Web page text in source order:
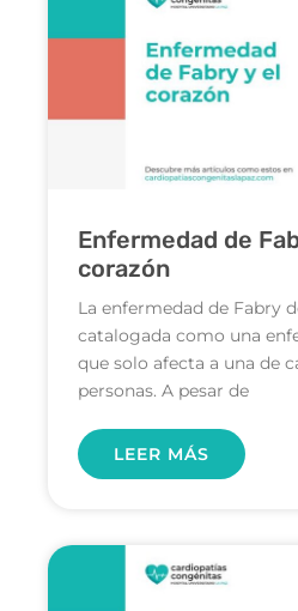
Enfermedad de
corazón
La enfermedad de Fabry
catalogada como una
que solo afecta a una de
personas. A pesar de
LEER MÁS